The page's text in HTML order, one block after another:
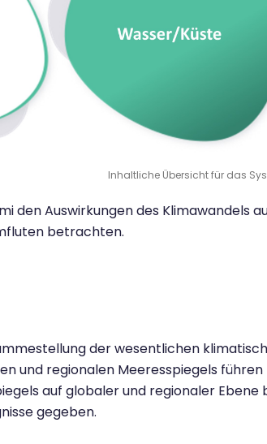
Inhaltliche Übersicht für das
den Auswirkungen des Klimawandels
betrachten.
der wesentlichen
und regionalen Meeresspiegels
auf globaler und regionaler
gegeben.